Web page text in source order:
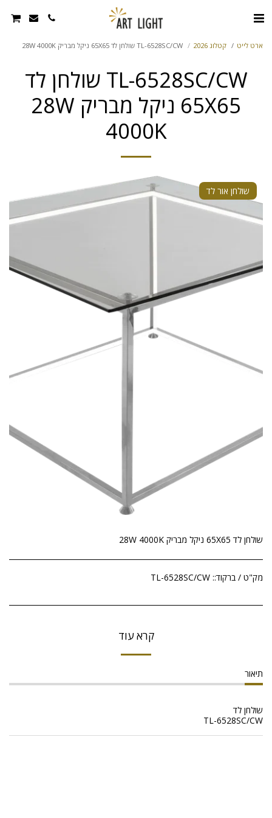
ארט לייט קטלוג 2026 TL-6528SC/CW שולחן לד 65X65 ניקל מבריק 28W 4000K
TL-6528SC/CW שולחן לד
65X65 ניקל מבריק 28W
4000K
שולחן אור לד
שולחן לד 65X65 ניקל מבריק 28W 4000K
מק"ט / ברקוד:: TL-6528SC/CW
קרא עוד
תיאור
שולחן לד
TL-6528SC/CW